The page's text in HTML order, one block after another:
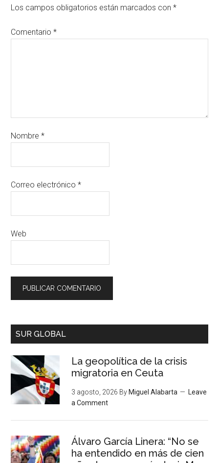
Los campos obligatorios están marcados con*
Comentario*
Nombre*
Correo electrónico*
Web
SUR GLOBAL
La geopolítica de la crisis
migratoria en Ceuta
3 agosto, 2026 By Miguel Alabarta
Leave
a Comment
Álvaro García Linera: “No se
ha entendido en más de cien